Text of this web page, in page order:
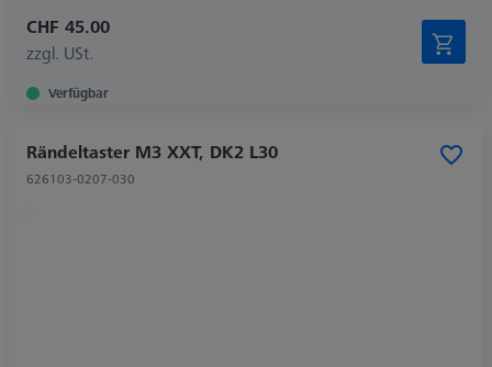
CHF 45.00
zzgl. USt.
Verfügbar
Rändeltaster M3 XXT, DK2 L30
626103-0207-030